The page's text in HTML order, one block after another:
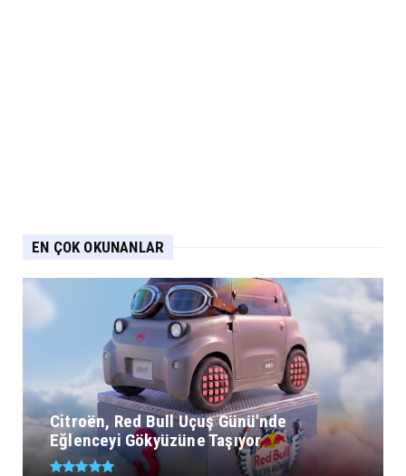
EN ÇOK OKUNANLAR
Citroën, Red Bull Uçuş Günü'nde
Eğlenceyi Gökyüzüne Taşıyor